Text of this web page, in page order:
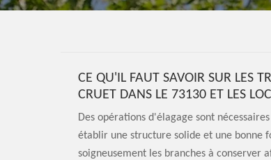
CE QU'IL FAUT SAVOIR SUR LES
CRUET DANS LE 73130 ET LES
Des opérations d'élagage sont
établir une structure solide et une bonne
soigneusement les branches à conserver